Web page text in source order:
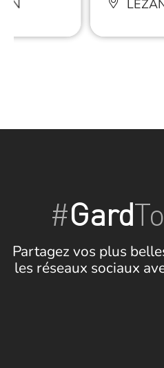
#Gard
Partagez vos plus
les réseaux sociaux